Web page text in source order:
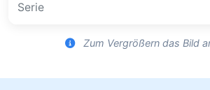
Serie
Zum Vergrößern das Bild